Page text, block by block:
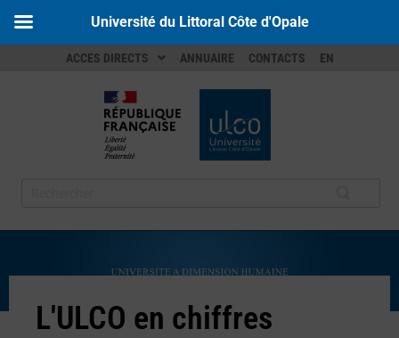
ACCES DIRECTS ANNUAIRE CONTACTS EN
L'ULCO en chiffres​
Université du Littoral Côte d'Opale